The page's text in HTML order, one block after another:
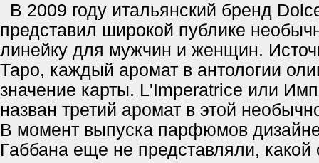
В 2009 году итальянский бренд
представил широкой публике
линейку для мужчин и женщин.
Таро, каждый аромат в антологии
значение карты. L'Imperatrice или
назван третий аромат в этой
В момент выпуска парфюмов
Габбана еще не представляли, какой